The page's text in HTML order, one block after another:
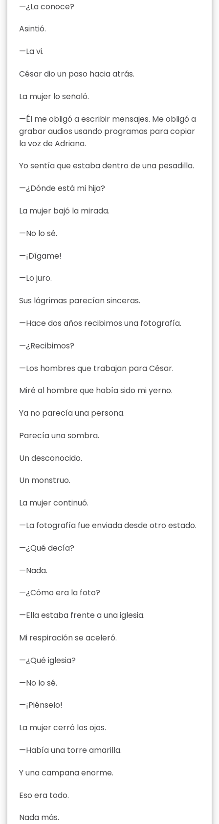
—¿La conoce?
Asintió.
—La vi.
César dio un paso hacia atrás.
La mujer lo señaló.
—Él me obligó a escribir mensajes. Me obligó a
grabar audios usando programas para copiar
la voz de Adriana.
Yo sentía que estaba dentro de una pesadilla.
—¿Dónde está mi hija?
La mujer bajó la mirada.
—No lo sé.
—¡Dígame!
—Lo juro.
Sus lágrimas parecían sinceras.
—Hace dos años recibimos una fotografía.
—¿Recibimos?
—Los hombres que trabajan para César.
Miré al hombre que había sido mi yerno.
Ya no parecía una persona.
Parecía una sombra.
Un desconocido.
Un monstruo.
La mujer continuó.
—La fotografía fue enviada desde otro estado.
—¿Qué decía?
—Nada.
—¿Cómo era la foto?
—Ella estaba frente a una iglesia.
Mi respiración se aceleró.
—¿Qué iglesia?
—No lo sé.
—¡Piénselo!
La mujer cerró los ojos.
—Había una torre amarilla.
Y una campana enorme.
Eso era todo.
Nada más.